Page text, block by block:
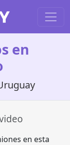
en
en esta